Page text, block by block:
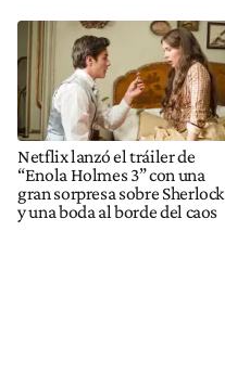
Netflix lanzó el tráiler de
“Enola Holmes 3” con una
gran sorpresa sobre Sherlock
y una boda al borde del caos